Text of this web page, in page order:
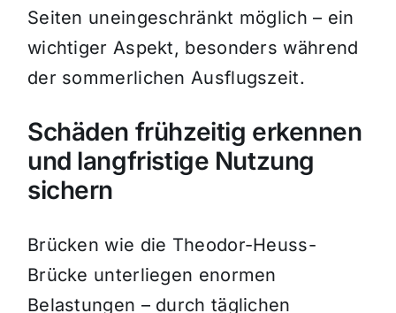
Seiten uneingeschränkt möglich – ein
wichtiger Aspekt, besonders während
der sommerlichen Ausflugszeit.
Schäden frühzeitig erkennen
und langfristige Nutzung
sichern
Brücken wie die Theodor-Heuss-
Brücke unterliegen enormen
Belastungen – durch täglichen